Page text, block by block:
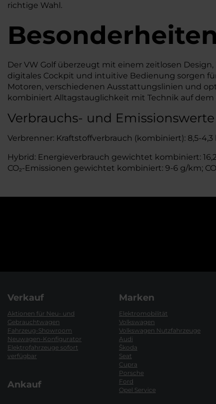
richtige Wahl.
Der VW Golf überzeugt mit einem zeitlosen
digitales Cockpit und intuitive Bedienung sorgen
Motoren, verschiedenen Ausstattungslinien und
kombiniert Alltagstauglichkeit mit Technik auf
Verbrauchs- und
Verbrenner: Kraftstoffverbrauch (kombiniert): 8,5-4,3
Hybrid: Energieverbrauch gewichtet kombiniert:
CO₂-Emissionen gewichtet kombiniert: 9-6 g/km;
Verkauf
Aktionen für Neu- und
Gebrauchtwagen
Fahrzeug-Showroom
Neuwagen-Konfigurator
Elektrofahrzeuge sofort
verfügbar
Ankauf
Marken
Elektromobilität
Volkswagen
Volkswagen Nutzfahrzeuge
Audi
Škoda
Seat
Cupra
Porsche
Ford
Opel Service